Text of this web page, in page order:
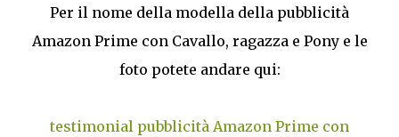
Per il nome della modella della pubblicità
Amazon Prime con Cavallo, ragazza e Pony e le
foto potete andare qui:
testimonial pubblicità Amazon Prime con